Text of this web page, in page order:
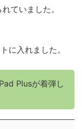
ていました。
に入れました。
Plusが着弾し